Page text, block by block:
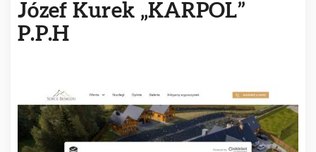
Józef Kurek „KARPOL”
P.P.H